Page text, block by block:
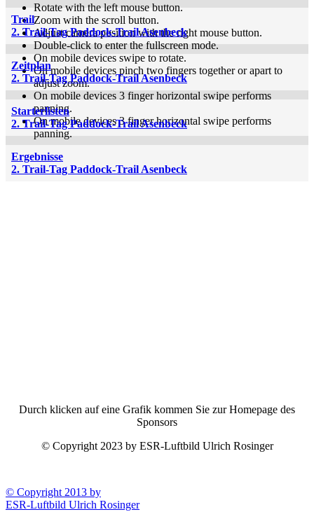
Rotate with the left mouse button.
Zoom with the scroll button.
Adjust camera position with the right mouse button.
Double-click to enter the fullscreen mode.
On mobile devices swipe to rotate.
On mobile devices pinch two fingers together or apart to
adjust zoom.
On mobile devices 3 finger horizontal swipe performs
panning.
On mobile devices 3 finger horizontal swipe performs
panning.
Trail
2. Trail-Tag Paddock-Trail Asenbeck
Zeitplan
2. Trail-Tag Paddock-Trail Asenbeck
Starterlisten
2. Trail-Tag Paddock-Trail Asenbeck
Ergebnisse
2. Trail-Tag Paddock-Trail Asenbeck
Durch klicken auf eine Grafik kommen Sie zur Homepage des
Sponsors
© Copyright 2023 by ESR-Luftbild Ulrich Rosinger
© Copyright 2013 by
ESR-Luftbild Ulrich Rosinger